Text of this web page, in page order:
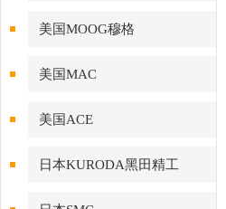
美国MOOG穆格
美国MAC
美国ACE
日本KURODA黑田精工